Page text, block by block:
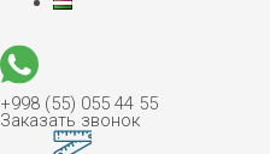
+998 (55) 055 44 55
Заказать звонок